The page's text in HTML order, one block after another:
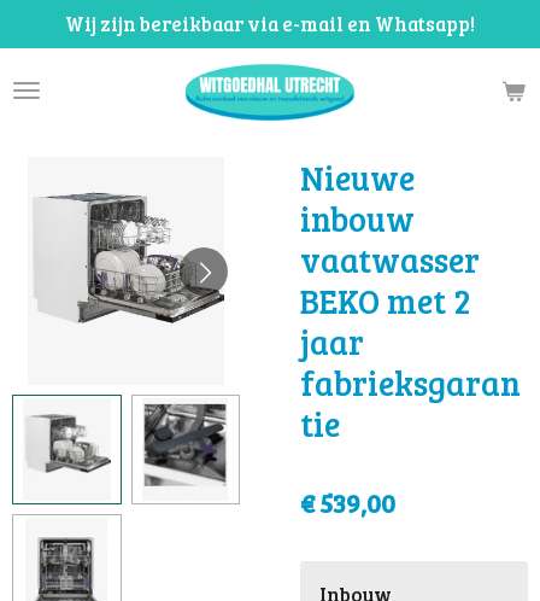
direct
naar
Wij zijn bereikbaar via e-mail en Whatsapp!
Nieuwe
inbouw
vaatwasser
BEKO met 2
jaar
fabrieksgaran
tie
€ 539,00
Inbouw